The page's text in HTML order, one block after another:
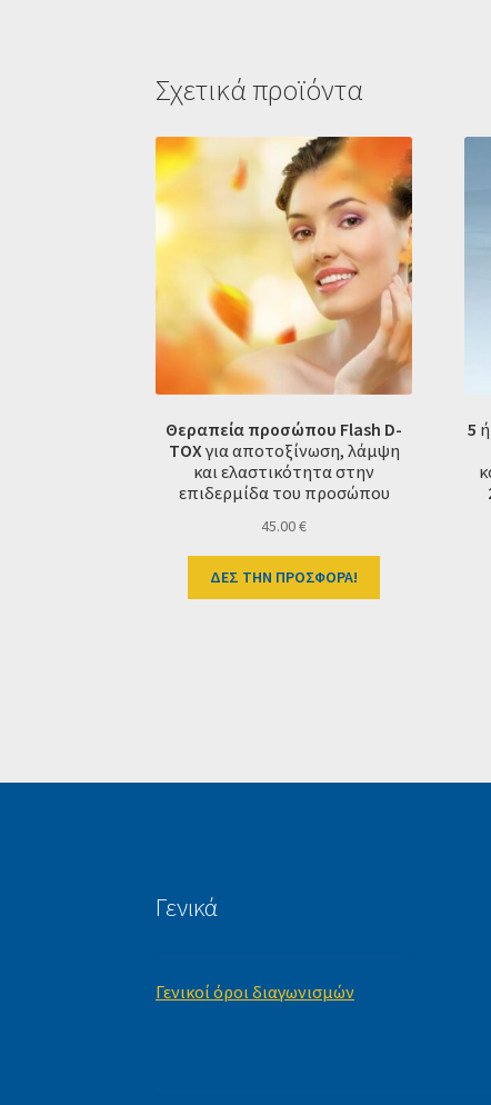
Σχετικά προϊόντα
Θεραπεία προσώπου Flash D-
TOXγια αποτοξίνωση, λάμψη
και ελαστικότητα στην
επιδερμίδα του προσώπου
45.00€
ΔΕΣ ΤΗΝ ΠΡΟΣΦΟΡΑ!
5 ή
Γενικά
Γενικοί όροι διαγωνισμών